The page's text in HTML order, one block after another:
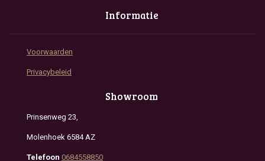
Informatie
Voorwaarden
Privacybeleid
Showroom
Prinsenweg 23,
Molenhoek 6584 AZ
Telefoon 0684558850